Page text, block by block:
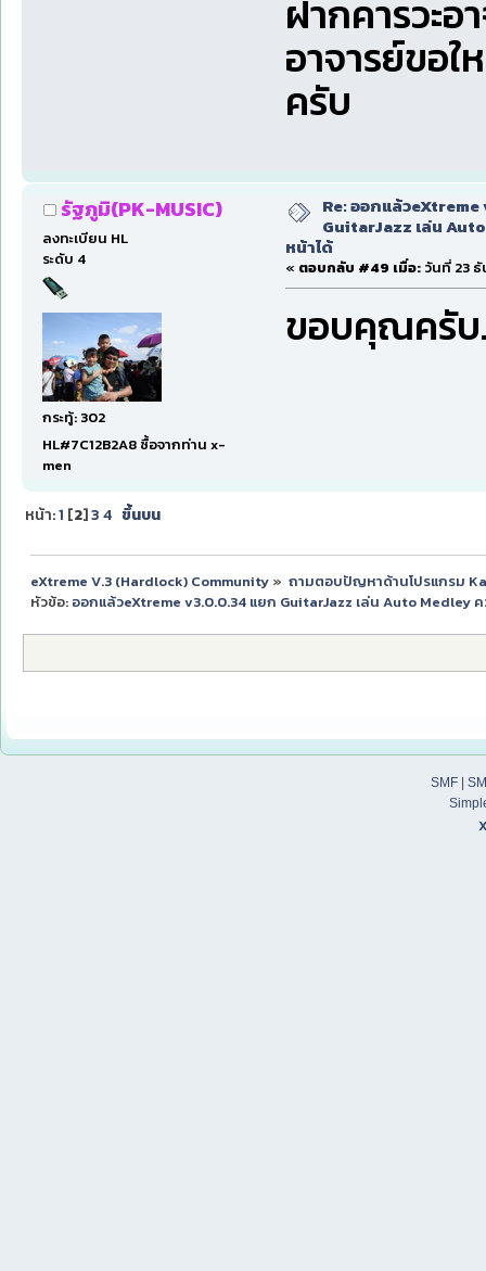
ฝากคารวะ
อาจารย์ขอ
ครับ
รัฐภูมิ(PK-MUSIC)
ลงทะเบียน HL
ระดับ 4
กระทู้: 302
HL#7C12B2A8 ซื้อจากท่าน x-
men
Re: ออกแล้ว
GuitarJazz เล่น
หน้าได้
« ตอบกลับ #49 เมื่อ: วันที่ 23
ขอบคุณครับ
หน้า:1 [2]3 4 ขึ้นบน
eXtreme V.3 (Hardlock) Community» ถามตอบปัญหาด้านโปรแกรม
หัวข้อ: ออกแล้วeXtreme v3.0.0.34 แยก GuitarJazz เล่น Auto Medley ค
SMF|